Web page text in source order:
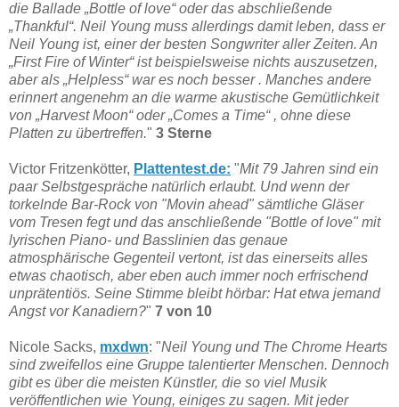
die Ballade „Bottle of love“ oder das abschließende
„Thankful“. Neil Young muss allerdings damit leben, dass er
Neil Young ist, einer der besten Songwriter aller Zeiten. An
„First Fire of Winter“ ist beispielsweise nichts auszusetzen,
aber als „Helpless“ war es noch besser . Manches andere
erinnert angenehm an die warme akustische Gemütlichkeit
von „Harvest Moon“ oder „Comes a Time“ , ohne diese
Platten zu übertreffen." 3 Sterne
Victor Fritzenkötter, Plattentest.de: "Mit 79 Jahren sind ein
paar Selbstgespräche natürlich erlaubt. Und wenn der
torkelnde Bar-Rock von "Movin ahead" sämtliche Gläser
vom Tresen fegt und das anschließende "Bottle of love" mit
lyrischen Piano- und Basslinien das genaue
atmosphärische Gegenteil vertont, ist das einerseits alles
etwas chaotisch, aber eben auch immer noch erfrischend
unprätentiös. Seine Stimme bleibt hörbar: Hat etwa jemand
Angst vor Kanadiern?" 7 von 10
Nicole Sacks, mxdwn: "Neil Young und The Chrome Hearts
sind zweifellos eine Gruppe talentierter Menschen. Dennoch
gibt es über die meisten Künstler, die so viel Musik
veröffentlichen wie Young, einiges zu sagen. Mit jeder